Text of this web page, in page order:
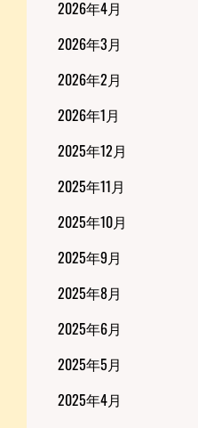
2026年4月
2026年3月
2026年2月
2026年1月
2025年12月
2025年11月
2025年10月
2025年9月
2025年8月
2025年6月
2025年5月
2025年4月